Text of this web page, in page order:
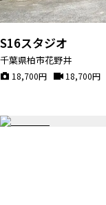
S16スタジオ
千葉県柏市花野井
18,700円 18,700円